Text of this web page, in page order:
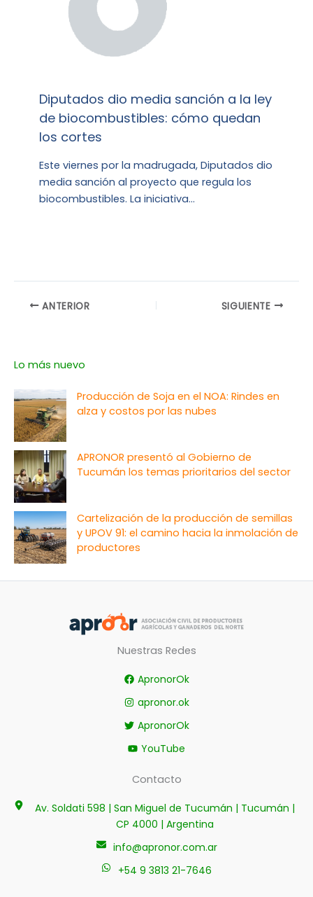
Diputados dio media sanción a la ley
de biocombustibles: cómo quedan
los cortes
Este viernes por la madrugada, Diputados dio
media sanción al proyecto que regula los
biocombustibles. La iniciativa…
ANTERIOR SIGUIENTE
Lo más nuevo
Producción de Soja en el NOA: Rindes en
alza y costos por las nubes
APRONOR presentó al Gobierno de
Tucumán los temas prioritarios del sector
Cartelización de la producción de semillas
y UPOV 91: el camino hacia la inmolación de
productores
Nuestras Redes
ApronorOk
apronor.ok
ApronorOk
YouTube
Contacto
Av. Soldati 598 | San Miguel de Tucumán | Tucumán |
CP 4000 | Argentina
info@apronor.com.ar
+54 9 3813 21-7646